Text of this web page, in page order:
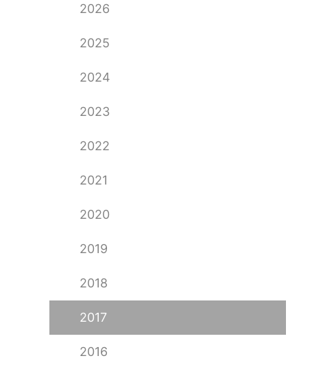
2026
2025
2024
2023
2022
2021
2020
2019
2018
2017
2016